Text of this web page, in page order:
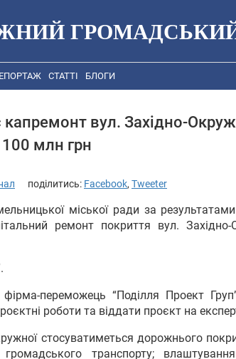
СТАТТІ БЛОГИ
вул. Західно-
100 млн грн
поділитись: Facebook, Tweeter
міської ради за
ремонт покриття вул. Західно-
переможець “Поділля Проект
роботи та віддати проєкт на
стосуватиметься дорожнього
транспорту; влаштування